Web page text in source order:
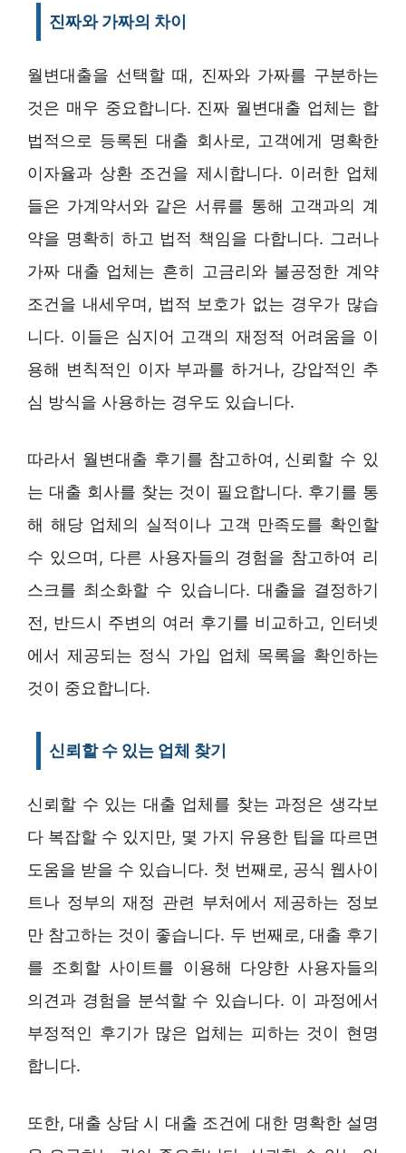
진짜와 가짜의 차이
월변대출을 선택할 때, 진짜와 가짜를 구분하는
것은 매우 중요합니다. 진짜 월변대출 업체는 합
법적으로 등록된 대출 회사로, 고객에게 명확한
이자율과 상환 조건을 제시합니다. 이러한 업체
들은 가계약서와 같은 서류를 통해 고객과의 계
약을 명확히 하고 법적 책임을 다합니다. 그러나
가짜 대출 업체는 흔히 고금리와 불공정한 계약
조건을 내세우며, 법적 보호가 없는 경우가 많습
니다. 이들은 심지어 고객의 재정적 어려움을 이
용해 변칙적인 이자 부과를 하거나, 강압적인 추
심 방식을 사용하는 경우도 있습니다.
따라서 월변대출 후기를 참고하여, 신뢰할 수 있
는 대출 회사를 찾는 것이 필요합니다. 후기를 통
해 해당 업체의 실적이나 고객 만족도를 확인할
수 있으며, 다른 사용자들의 경험을 참고하여 리
스크를 최소화할 수 있습니다. 대출을 결정하기
전, 반드시 주변의 여러 후기를 비교하고, 인터넷
에서 제공되는 정식 가입 업체 목록을 확인하는
것이 중요합니다.
신뢰할 수 있는 업체 찾기
신뢰할 수 있는 대출 업체를 찾는 과정은 생각보
다 복잡할 수 있지만, 몇 가지 유용한 팁을 따르면
도움을 받을 수 있습니다. 첫 번째로, 공식 웹사이
트나 정부의 재정 관련 부처에서 제공하는 정보
만 참고하는 것이 좋습니다. 두 번째로, 대출 후기
를 조회할 사이트를 이용해 다양한 사용자들의
의견과 경험을 분석할 수 있습니다. 이 과정에서
부정적인 후기가 많은 업체는 피하는 것이 현명
합니다.
또한, 대출 상담 시 대출 조건에 대한 명확한 설명